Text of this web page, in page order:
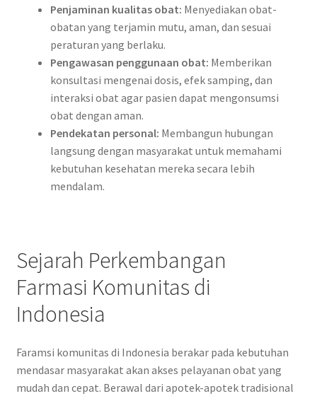
Penjaminan kualitas obat: Menyediakan obat-
obatan yang terjamin mutu, aman, dan sesuai
peraturan yang berlaku.
Pengawasan penggunaan obat: Memberikan
konsultasi mengenai dosis, efek samping, dan
interaksi obat agar pasien dapat mengonsumsi
obat dengan aman.
Pendekatan personal: Membangun hubungan
langsung dengan masyarakat untuk memahami
kebutuhan kesehatan mereka secara lebih
mendalam.
Sejarah Perkembangan
Farmasi Komunitas di
Indonesia
Faramsi komunitas di Indonesia berakar pada kebutuhan
mendasar masyarakat akan akses pelayanan obat yang
mudah dan cepat. Berawal dari apotek-apotek tradisional